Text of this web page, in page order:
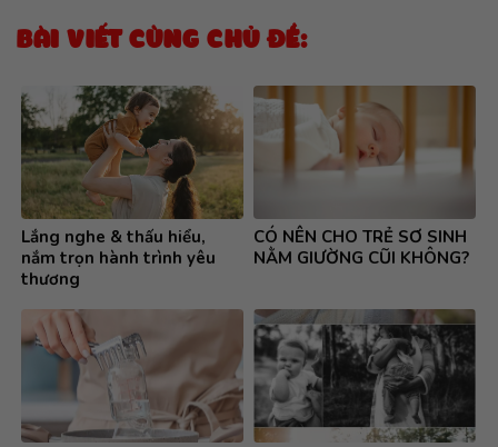
BÀI VIẾT CÙNG CHỦ ĐỀ:
Lắng nghe & thấu hiểu,
nắm trọn hành trình yêu
thương
CÓ NÊN CHO TRẺ SƠ SINH
NẰM GIƯỜNG CŨI KHÔNG?